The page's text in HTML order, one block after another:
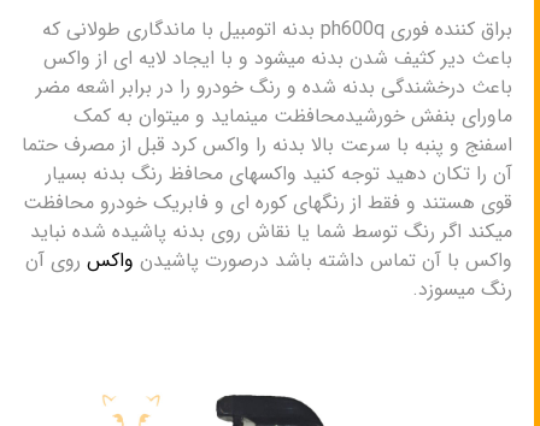
براق کننده فوری ph600q بدنه اتومبیل با ماندگاری طولانی که
باعث دیر کثیف شدن بدنه میشود و با ایجاد لایه ای از واکس
باعث درخشندگی بدنه شده و رنگ خودرو را در برابر اشعه مضر
ماورای بنفش خورشیدمحافظت مینماید و میتوان به کمک
اسفنج و پنبه با سرعت بالا بدنه را واکس کرد قبل از مصرف حتما
آن را تکان دهید توجه کنید واکسهای محافظ رنگ بدنه بسیار
قوی هستند و فقط از رنگهای کوره ای و فابریک خودرو محافظت
میکند اگر رنگ توسط شما یا نقاش روی بدنه پاشیده شده نباید
واکس با آن تماس داشته باشد درصورت پاشیدن واکس روی آن
رنگ میسوزد.